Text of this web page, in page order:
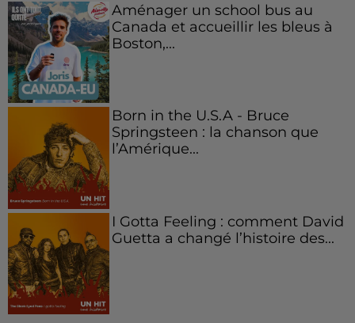
Aménager un school bus au
Canada et accueillir les bleus à
Boston,...
Born in the U.S.A - Bruce
Springsteen : la chanson que
l’Amérique...
I Gotta Feeling : comment David
Guetta a changé l’histoire des...